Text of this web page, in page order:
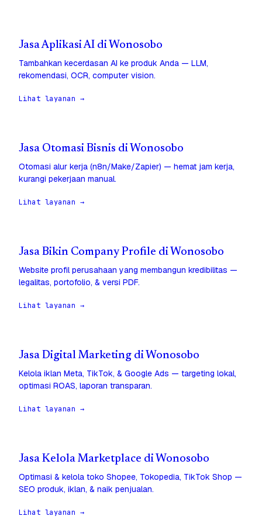
Jasa Aplikasi AI di Wonosobo
Tambahkan kecerdasan AI ke produk Anda — LLM,
rekomendasi, OCR, computer vision.
Lihat layanan →
Jasa Otomasi Bisnis di Wonosobo
Otomasi alur kerja (n8n/Make/Zapier) — hemat jam kerja,
kurangi pekerjaan manual.
Lihat layanan →
Jasa Bikin Company Profile di Wonosobo
Website profil perusahaan yang membangun kredibilitas —
legalitas, portofolio, & versi PDF.
Lihat layanan →
Jasa Digital Marketing di Wonosobo
Kelola iklan Meta, TikTok, & Google Ads — targeting lokal,
optimasi ROAS, laporan transparan.
Lihat layanan →
Jasa Kelola Marketplace di Wonosobo
Optimasi & kelola toko Shopee, Tokopedia, TikTok Shop —
SEO produk, iklan, & naik penjualan.
Lihat layanan →